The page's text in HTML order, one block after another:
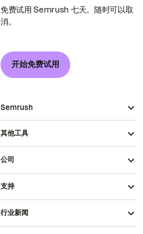
免费试用 Semrush 七天。随时可以取
消。
开始免费试用
Semrush
其他工具
公司
支持
行业新闻